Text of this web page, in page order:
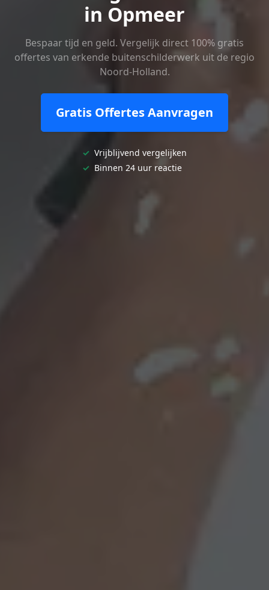
in Opmeer
Bespaar tijd en geld. Vergelijk direct 100% gratis
offertes van erkende buitenschilderwerk uit de regio
Noord-Holland.
Gratis Offertes Aanvragen
✓ Vrijblijvend vergelijken
✓ Binnen 24 uur reactie